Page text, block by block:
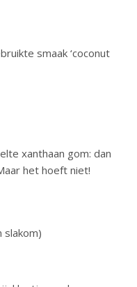
smaak ‘coconut
xanthaan gom: dan
het hoeft niet!